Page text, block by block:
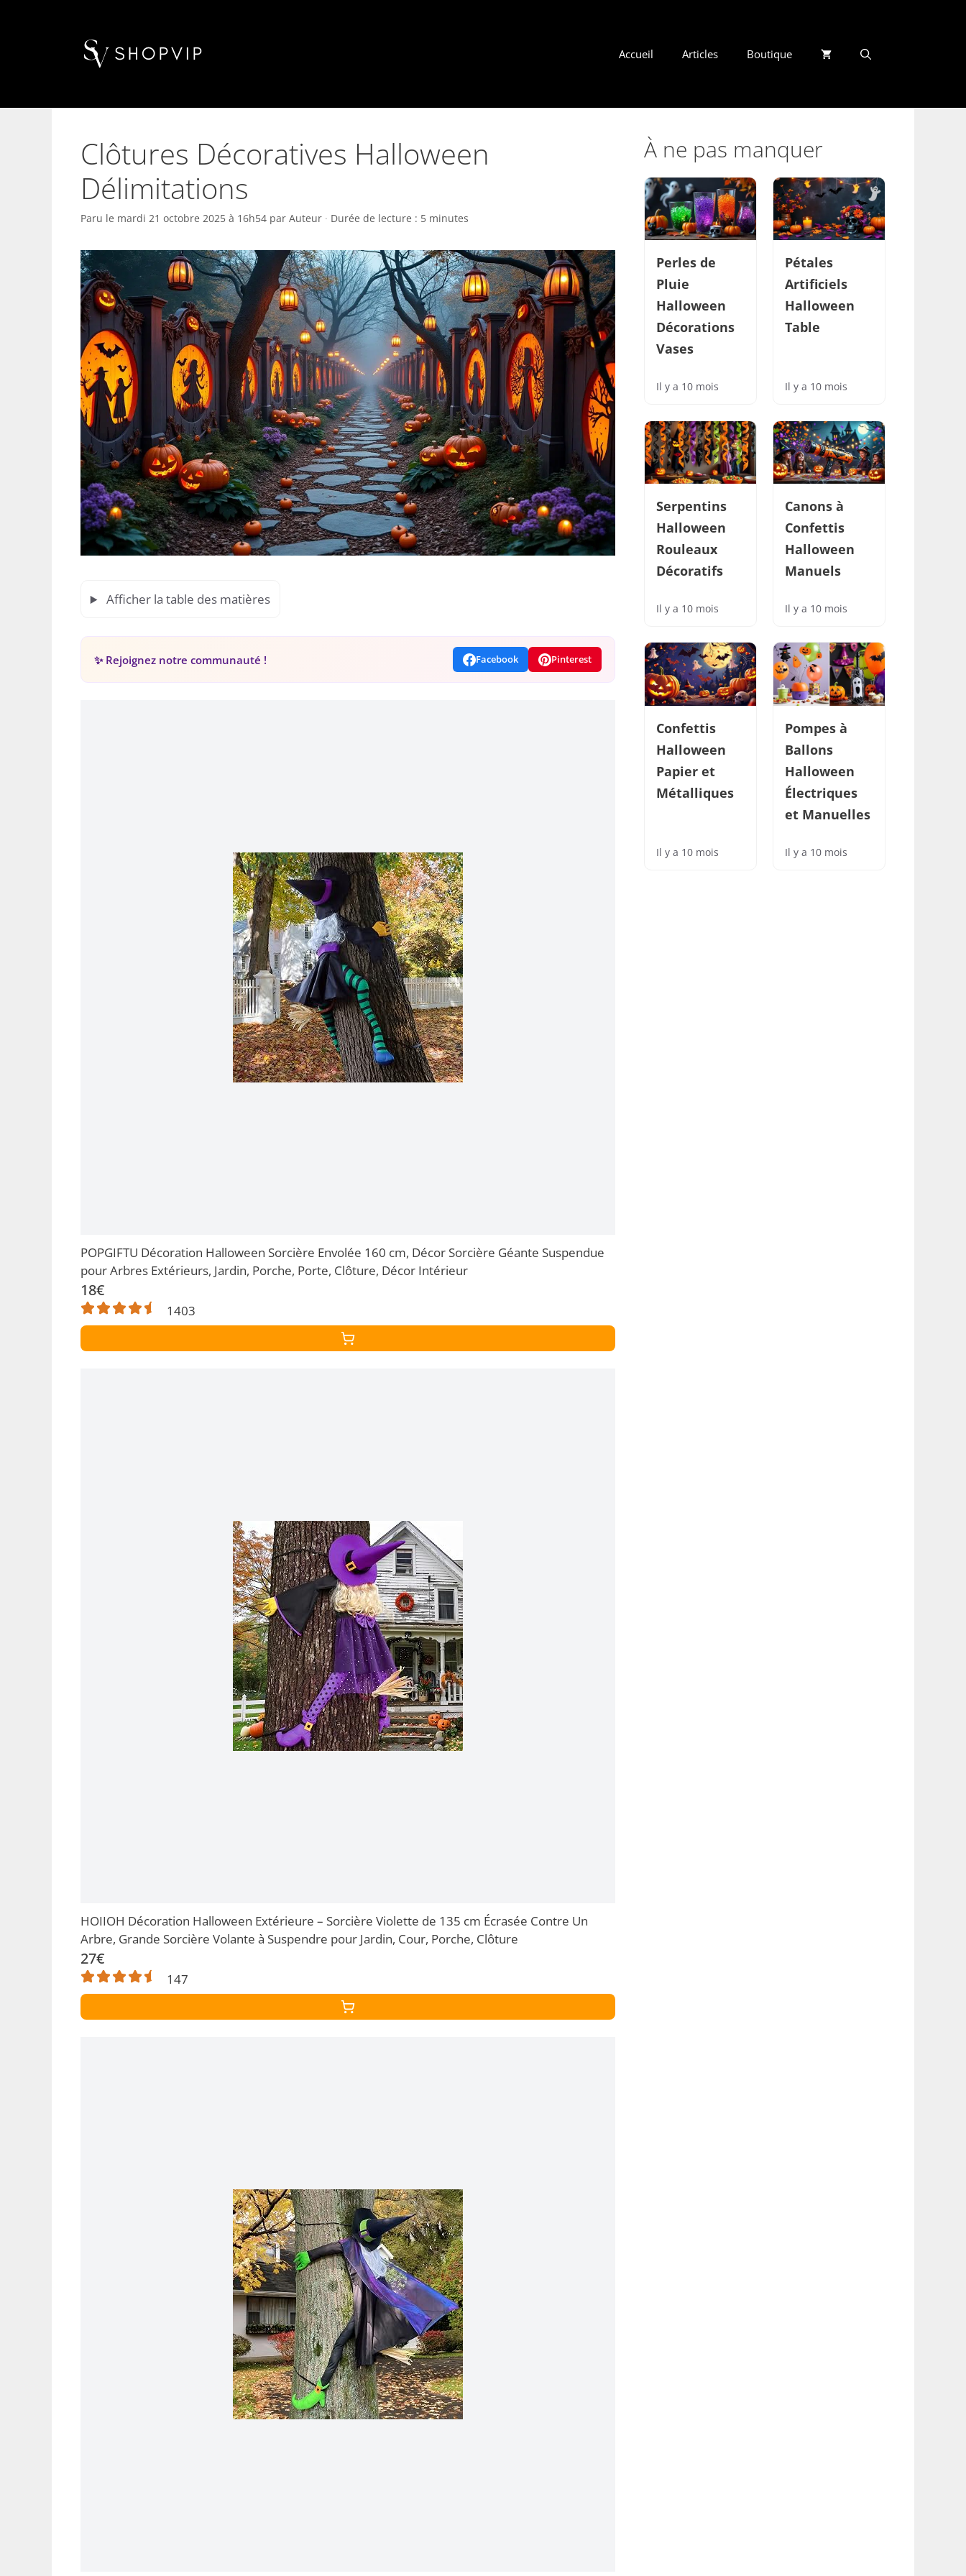
Accueil Articles Boutique
Clôtures Décoratives Halloween
Délimitations
Paru le mardi 21 octobre 2025 à 16h54 par Auteur · Durée de lecture : 5 minutes
Afficher la table des matières
✨ Rejoignez notre communauté ! Facebook Pinterest
POPGIFTU Décoration Halloween Sorcière Envolée 160 cm, Décor Sorcière Géante Suspendue
pour Arbres Extérieurs, Jardin, Porche, Porte, Clôture, Décor Intérieur
18€
1403
HOIIOH Décoration Halloween Extérieure – Sorcière Violette de 135 cm Écrasée Contre Un
Arbre, Grande Sorcière Volante à Suspendre pour Jardin, Cour, Porche, Clôture
27€
147
À ne pas manquer
Perles de
Pluie
Halloween
Décorations
Vases
Il y a 10 mois
Pétales
Artificiels
Halloween
Table
Il y a 10 mois
Serpentins
Halloween
Rouleaux
Décoratifs
Il y a 10 mois
Canons à
Confettis
Halloween
Manuels
Il y a 10 mois
Confettis
Halloween
Papier et
Métalliques
Il y a 10 mois
Pompes à
Ballons
Halloween
Électriques
et Manuelles
Il y a 10 mois